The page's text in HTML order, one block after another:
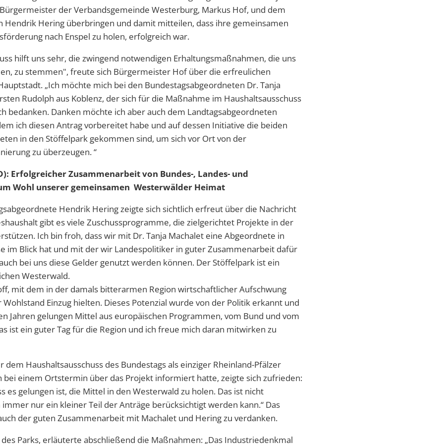
der Verbandsgemeinde Westerburg, Markus Hof, und dem
Hendrik Hering überbringen und damit mitteilen, dass ihre gemeinsamen
nach Enspel zu holen, erfolgreich war.
hilft uns sehr, die zwingend notwendigen Erhaltungsmaßnahmen, die uns
zu stemmen", freute sich Bürgermeister Hof über die erfreulichen
„Ich möchte mich bei den Bundestagsabgeordneten Dr. Tanja
Rudolph aus Koblenz, der sich für die Maßnahme im Haushaltsausschuss
bedanken. Danken möchte ich aber auch dem Landtagsabgeordneten
ich diesen Antrag vorbereitet habe und auf dessen Initiative die beiden
in den Stöffelpark gekommen sind, um sich vor Ort von der
zu überzeugen. “
Erfolgreicher Zusammenarbeit von Bundes-, Landes- und
Wohl unserer gemeinsamen Westerwälder Heimat
Hendrik Hering zeigte sich sichtlich erfreut über die Nachricht
gibt es viele Zuschussprogramme, die zielgerichtet Projekte in der
Ich bin froh, dass wir mit Dr. Tanja Machalet eine Abgeordnete in
im Blick hat und mit der wir Landespolitiker in guter Zusammenarbeit dafür
bei uns diese Gelder genutzt werden können. Der Stöffelpark ist ein
Westerwald.
mit dem in der damals bitterarmen Region wirtschaftlicher Aufschwung
Einzug hielten. Dieses Potenzial wurde von der Politik erkannt und
Jahren gelungen Mittel aus europäischen Programmen, vom Bund und vom
ist ein guter Tag für die Region und ich freue mich daran mitwirken zu
dem Haushaltsausschuss des Bundestags als einziger Rheinland-Pfälzer
bei einem Ortstermin über das Projekt informiert hatte, zeigte sich zufrieden:
es gelungen ist, die Mittel in den Westerwald zu holen. Das ist nicht
nur ein kleiner Teil der Anträge berücksichtigt werden kann.“ Das
der guten Zusammenarbeit mit Machalet und Hering zu verdanken.
Parks, erläuterte abschließend die Maßnahmen: „Das Industriedenkmal